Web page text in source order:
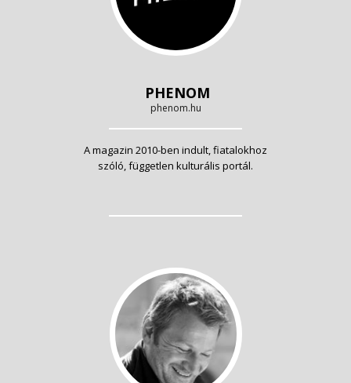
PHENOM
phenom.hu
A magazin 2010-ben indult, fiatalokhoz
szóló, független kulturális portál.